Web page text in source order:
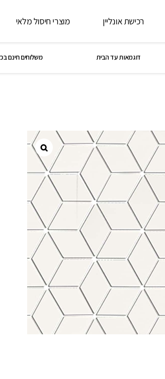
רכישת אונליין מוצרי חיסול מלאי
דוגמאות עד הבית משלוחים חינם